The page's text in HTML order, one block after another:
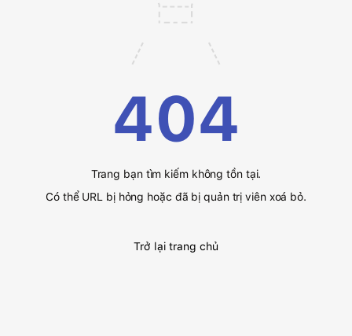
404
Trang bạn tìm kiếm không tồn tại.
Có thể URL bị hỏng hoặc đã bị quản trị viên xoá bỏ.
Trở lại trang chủ